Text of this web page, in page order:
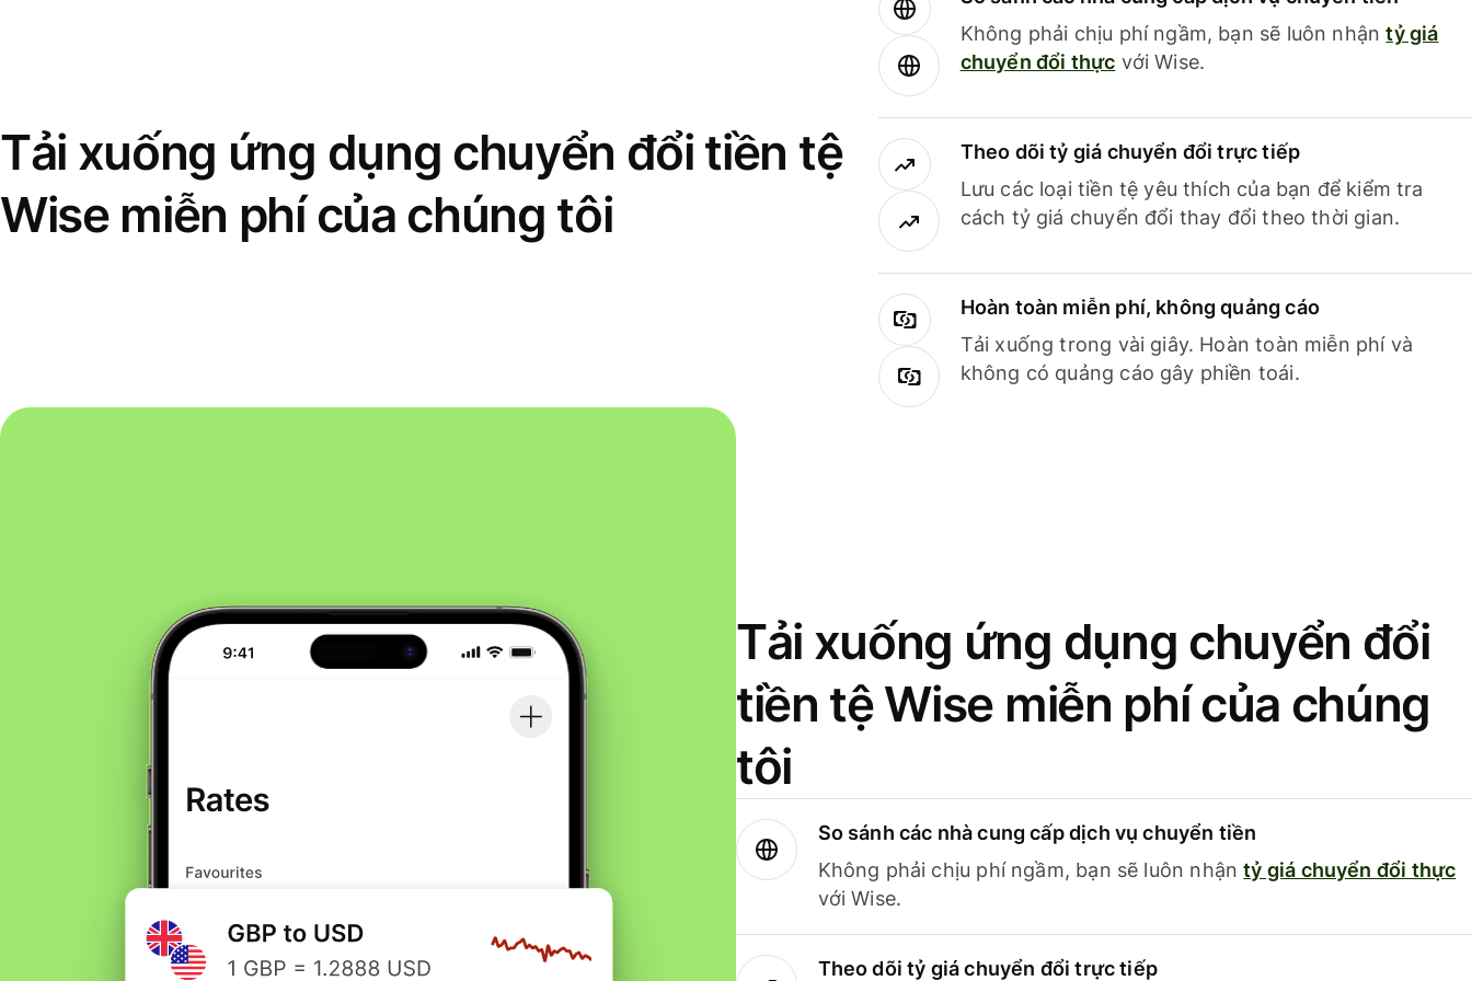
Tải xuống ứng dụng chuyển đổi tiền tệ
Wise miễn phí của chúng tôi
Không phải chịu phí ngầm, bạn sẽ luôn nhậntỷ giá
chuyển đổi thực với Wise.
Theo dõi tỷ giá chuyển đổi trực tiếp
Lưu các loại tiền tệ yêu thích của bạn để kiểm tra
cách tỷ giá chuyển đổi thay đổi theo thời gian.
Hoàn toàn miễn phí, không quảng cáo
Tải xuống trong vài giây. Hoàn toàn miễn phí và
không có quảng cáo gây phiền toái.
Tải xuống ứng dụng chuyển đổi
tiền tệ Wise miễn phí của chúng
tôi
So sánh các nhà cung cấp dịch vụ chuyển tiền
Không phải chịu phí ngầm, bạn sẽ luôn nhậntỷ giá chuyển đổi thực
với Wise.
Theo dõi tỷ giá chuyển đổi trực tiếp